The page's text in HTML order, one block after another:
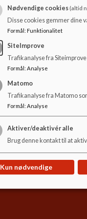
Leder af
Nødvendige cookies(altid
Disse cookies gemmer dine
Formål : Funktionalitet
SiteImprove
Trafikanalyse fra
Formål : Analyse
Matomo
Trafikanalyse fra Matomo
Formål: Analyse
Aktiver/deaktivér alle
Brug denne kontakt til at
Kun nødvendige